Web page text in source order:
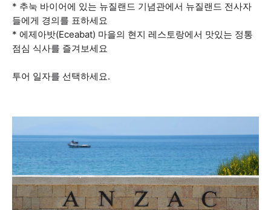
* 추눅 바이어에 있는 뉴질랜드 기념관에서 뉴질랜드 전사자
들에게 경의를 표하세요
* 에제아밧(Eceabat) 마을의 현지 레스토랑에서 맛있는 정통
점심 식사를 즐겨보세요
투어 일자를 선택하세요.